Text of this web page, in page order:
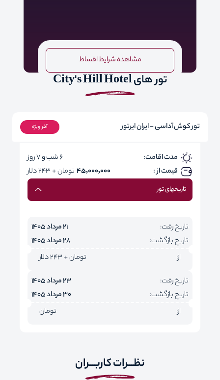
مشاهده شرایط اقساط
تور های City's Hill Hotel
تور کوش آداسی - ایران ایرتور آفر ویژه
مدت اقامت:
6 شب و 7 روز
قیمت از :
45,000,000 تومان + 243 دلار
تاریخهای تور
تاریخ رفت:
21 مرداد 1405
تاریخ بازگشت:
28 مرداد 1405
از:
تومان + 243 دلار
تاریخ رفت:
23 مرداد 1405
تاریخ بازگشت:
30 مرداد 1405
از:
تومان
نظـــرات کاربـــران